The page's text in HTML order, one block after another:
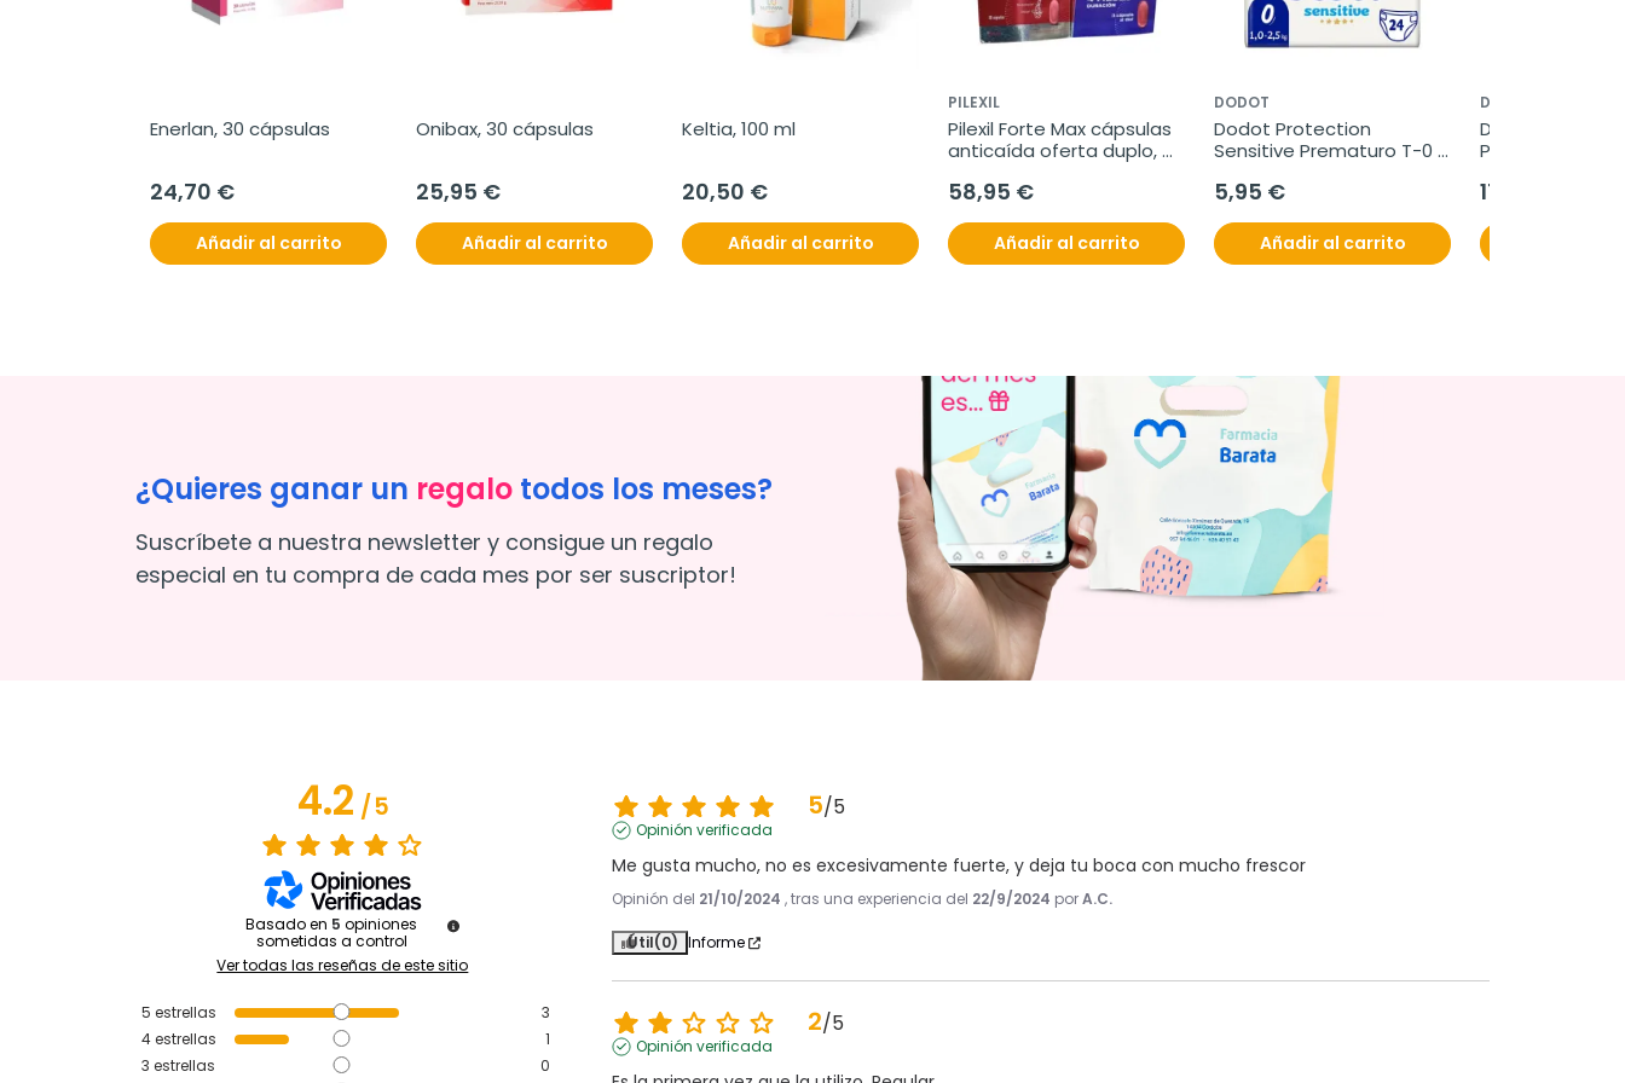
Enerlan, 30 cápsulas
24,70 €
Añadir al carrito
Onibax, 30 cápsulas
25,95 €
Añadir al carrito
Keltia, 100 ml
20,50 €
Añadir al carrito
PILEXIL
Pilexil Forte Max cápsulas
anticaída oferta duplo,
58,95 €
Añadir al carrito
DODOT
Dodot Protection
Sensitive Prematuro T-0
5,95 €
Añadir al carrito
DODOT
Dodot
Pañal Talla 1 2-
17,95 €
¿Quieres ganar un regalo todos los meses?
Suscríbete a nuestra newsletter y consigue un regalo
especial en tu compra de cada mes por ser suscriptor!
4.2/5
Basado en 5 opiniones
sometidas a control
Ver todas las reseñas de este sitio
5 estrellas
3
4estrellas
1
3 estrellas
0
5/5
Opinión verificada
Me gusta mucho, no es excesivamente fuerte, y deja tu boca con mucho frescor
Opinión del 21/10/2024 , tras una experiencia del 22/9/2024 porA.C.
Útil(0) Informe
2/5
Opinión verificada